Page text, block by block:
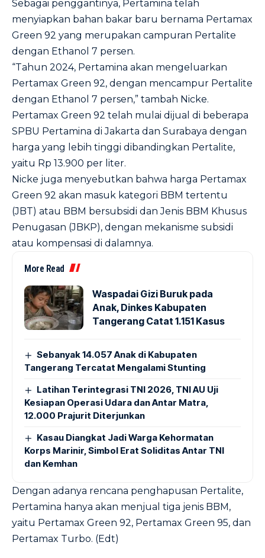
Sebagai penggantinya, Pertamina telah
menyiapkan bahan bakar baru bernama Pertamax
Green 92 yang merupakan campuran Pertalite
dengan Ethanol 7 persen.
“Tahun 2024, Pertamina akan mengeluarkan
Pertamax Green 92, dengan mencampur Pertalite
dengan Ethanol 7 persen,” tambah Nicke.
Pertamax Green 92 telah mulai dijual di beberapa
SPBU Pertamina di Jakarta dan Surabaya dengan
harga yang lebih tinggi dibandingkan Pertalite,
yaitu Rp 13.900 per liter.
Nicke juga menyebutkan bahwa harga Pertamax
Green 92 akan masuk kategori BBM tertentu
(JBT) atau BBM bersubsidi dan Jenis BBM Khusus
Penugasan (JBKP), dengan mekanisme subsidi
atau kompensasi di dalamnya.
More Read
Waspadai Gizi Buruk pada
Anak, Dinkes Kabupaten
Tangerang Catat 1.151 Kasus
Sebanyak 14.057 Anak di Kabupaten
Tangerang Tercatat Mengalami Stunting
Latihan Terintegrasi TNI 2026, TNI AU Uji
Kesiapan Operasi Udara dan Antar Matra,
12.000 Prajurit Diterjunkan
Kasau Diangkat Jadi Warga Kehormatan
Korps Marinir, Simbol Erat Soliditas Antar TNI
dan Kemhan
Dengan adanya rencana penghapusan Pertalite,
Pertamina hanya akan menjual tiga jenis BBM,
yaitu Pertamax Green 92, Pertamax Green 95, dan
Pertamax Turbo. (Edt)